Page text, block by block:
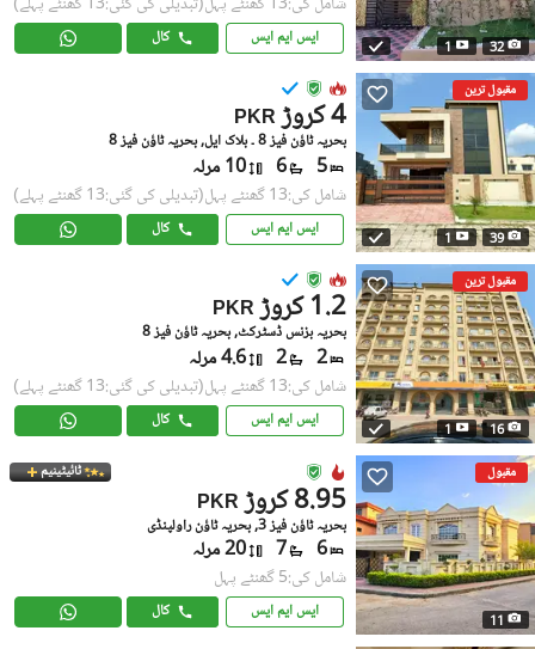
32
1 ایس ایم ایس کال
مقبول ترین
39
1
PKR 4 کروڑ
بحریہ ٹاؤن فیز 8 ۔ بلاک ایل, بحریہ ٹاؤن فیز 8
5
6 10 مرلہ
شامل کی:13 گھنٹے پہل (تبدیلی کی گئی:13 گھنٹے پہلے)
ایس ایم ایس کال
مقبول ترین
16
1
PKR 1.2 کروڑ
بحریہ بزنس ڈسٹرکٹ, بحریہ ٹاؤن فیز 8
2
2 4.6 مرلہ
شامل کی:13 گھنٹے پہل (تبدیلی کی گئی:13 گھنٹے پہلے)
ایس ایم ایس کال
مقبول
11
ٹائیٹینیم
PKR 8.95 کروڑ
بحریہ ٹاؤن فیز 3, بحریہ ٹاؤن راولپنڈی
6
7 20 مرلہ
شامل کی:5 گھنٹے پہل
ایس ایم ایس کال